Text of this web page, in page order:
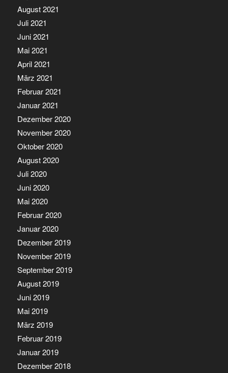
August 2021
Juli 2021
Juni 2021
Mai 2021
April 2021
März 2021
Februar 2021
Januar 2021
Dezember 2020
November 2020
Oktober 2020
August 2020
Juli 2020
Juni 2020
Mai 2020
Februar 2020
Januar 2020
Dezember 2019
November 2019
September 2019
August 2019
Juni 2019
Mai 2019
März 2019
Februar 2019
Januar 2019
Dezember 2018